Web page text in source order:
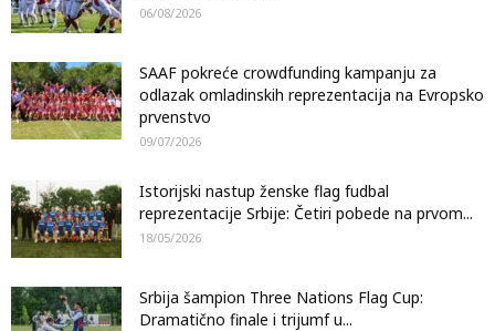
06/08/2026
SAAF pokreće crowdfunding kampanju za
odlazak omladinskih reprezentacija na Evropsko
prvenstvo
09/07/2026
Istorijski nastup ženske flag fudbal
reprezentacije Srbije: Četiri pobede na prvom...
18/05/2026
Srbija šampion Three Nations Flag Cup:
Dramatično finale i trijumf u...